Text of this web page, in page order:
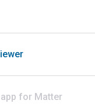
for Matter